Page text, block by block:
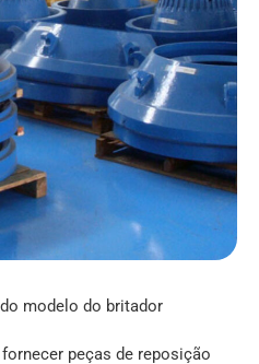
modelo do britador
peças de reposição